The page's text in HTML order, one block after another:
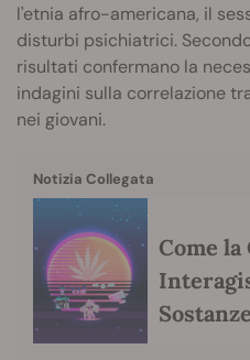
l'etnia afro-americana, il
disturbi psichiatrici.
risultati confermano la
indagini sulla correlazione
nei giovani.
Notizia Collegata
Come la